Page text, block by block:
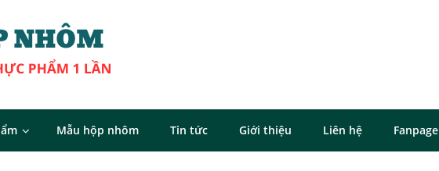
Mẫu hộp nhôm Tin tức Giới thiệu Liên hệ Fanpage